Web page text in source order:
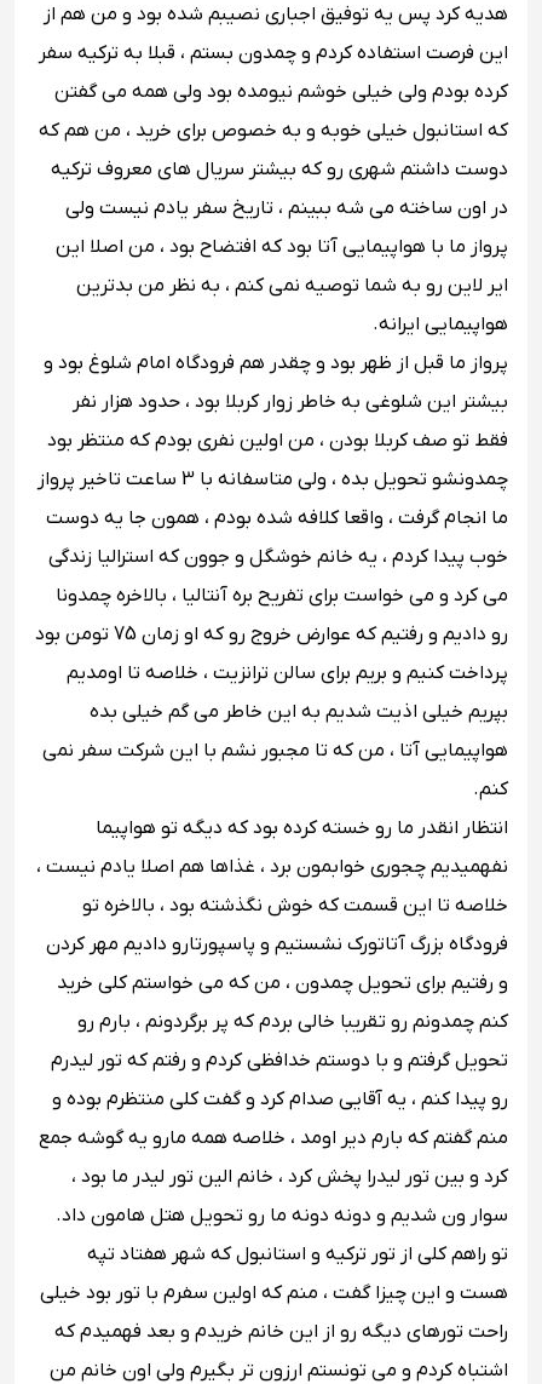
هدیه کرد پس یه توفیق اجباری نصیبم شده بود و من هم از
این فرصت استفاده کردم و چمدون بستم ، قبلا به ترکیه سفر
کرده بودم ولی خیلی خوشم نیومده بود ولی همه می گفتن
که استانبول خیلی خوبه و به خصوص برای خرید ، من هم که
دوست داشتم شهری رو که بیشتر سریال های معروف ترکیه
در اون ساخته می شه ببینم ، تاریخ سفر یادم نیست ولی
پرواز ما با هواپیمایی آتا بود که افتضاح بود ، من اصلا این
ایر لاین رو به شما توصیه نمی کنم ، به نظر من بدترین
هواپیمایی ایرانه.
پرواز ما قبل از ظهر بود و چقدر هم فرودگاه امام شلوغ بود و
بیشتر این شلوغی به خاطر زوار کربلا بود ، حدود هزار نفر
فقط تو صف کربلا بودن ، من اولین نفری بودم که منتظر بود
چمدونشو تحویل بده ، ولی متاسفانه با 3 ساعت تاخیر پرواز
ما انجام گرفت ، واقعا کلافه شده بودم ، همون جا یه دوست
خوب پیدا کردم ، یه خانم خوشگل و جوون که استرالیا زندگی
می کرد و می خواست برای تفریح بره آنتالیا ، بالاخره چمدونا
رو دادیم و رفتیم که عوارض خروج رو که او زمان 75 تومن بود
پرداخت کنیم و بریم برای سالن ترانزیت ، خلاصه تا اومدیم
بپریم خیلی اذیت شدیم به این خاطر می گم خیلی بده
هواپیمایی آتا ، من که تا مجبور نشم با این شرکت سفر نمی
کنم.
انتظار انقدر ما رو خسته کرده بود که دیگه تو هواپیما
نفهمیدیم چجوری خوابمون برد ، غذاها هم اصلا یادم نیست ،
خلاصه تا این قسمت که خوش نگذشته بود ، بالاخره تو
فرودگاه بزرگ آتاتورک نشستیم و پاسپورتارو دادیم مهر کردن
و رفتیم برای تحویل چمدون ، من که می خواستم کلی خرید
کنم چمدونم رو تقریبا خالی بردم که پر برگردونم ، بارم رو
تحویل گرفتم و با دوستم خدافظی کردم و رفتم که تور لیدرم
رو پیدا کنم ، یه آقایی صدام کرد و گفت کلی منتظرم بوده و
منم گفتم که بارم دیر اومد ، خلاصه همه مارو یه گوشه جمع
کرد و بین تور لیدرا پخش کرد ، خانم الین تور لیدر ما بود ،
سوار ون شدیم و دونه دونه ما رو تحویل هتل هامون داد.
تو راهم کلی از تور ترکیه و استانبول که شهر هفتاد تپه
هست و این چیزا گفت ، منم که اولین سفرم با تور بود خیلی
راحت تورهای دیگه رو از این خانم خریدم و بعد فهمیدم که
اشتباه کردم و می تونستم ارزون تر بگیرم ولی اون خانم من